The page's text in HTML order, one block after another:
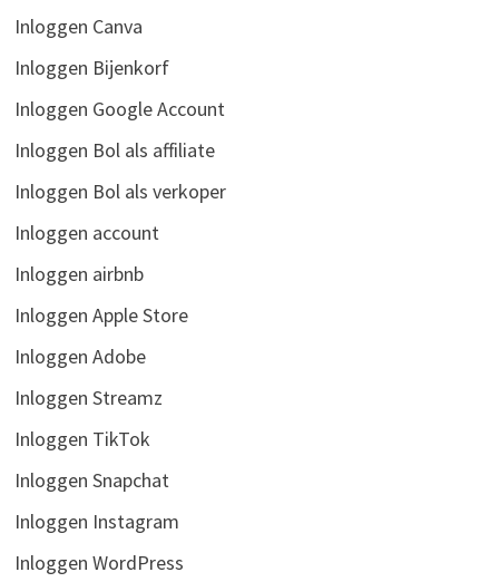
Inloggen Canva
Inloggen Bijenkorf
Inloggen Google Account
Inloggen Bol als affiliate
Inloggen Bol als verkoper
Inloggen account
Inloggen airbnb
Inloggen Apple Store
Inloggen Adobe
Inloggen Streamz
Inloggen TikTok
Inloggen Snapchat
Inloggen Instagram
Inloggen WordPress